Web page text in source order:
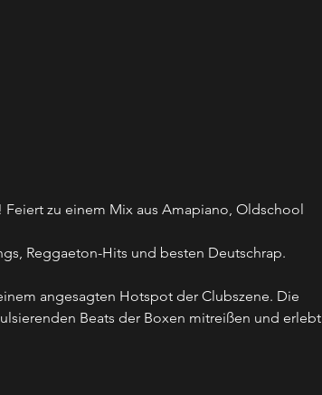
zu einem Mix aus Amapiano, Oldschool
Reggaeton-Hits und besten Deutschrap.
angesagten Hotspot der Clubszene. Die
Beats der Boxen mitreißen und erlebt